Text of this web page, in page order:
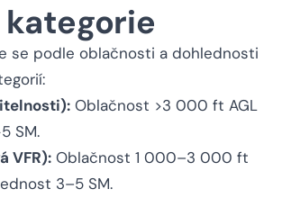
se podle oblačnosti a dohlednosti
Oblačnost >3 000 ft AGL
SM.
VFR): Oblačnost 1 000–3 000 ft
3–5 SM.